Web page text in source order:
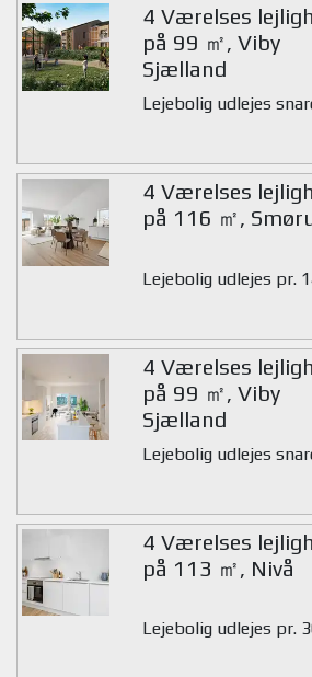
4 Værelses
på 99 ㎡, Viby
Sjælland
Lejebolig udlejes
4 Værelses
på 116 ㎡,
Lejebolig udlejes pr.
4 Værelses
på 99 ㎡, Viby
Sjælland
Lejebolig udlejes
4 Værelses
på 113 ㎡, Nivå
Lejebolig udlejes pr.